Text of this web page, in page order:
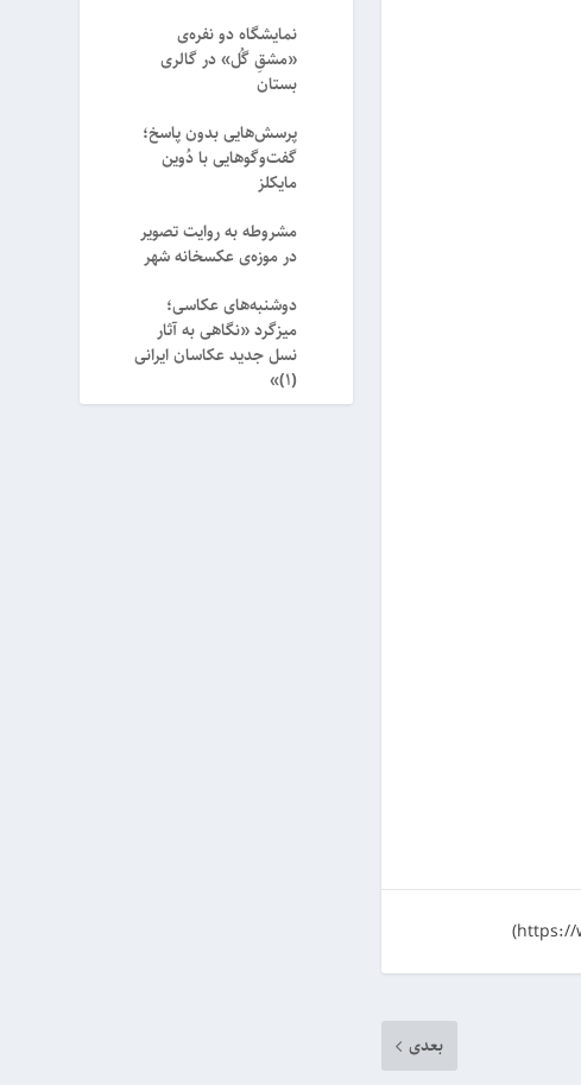
بعدی
نمایشگاه دو نفره‌ی
«مشقِ گُل» در گالری
بستان
پرسش‌هایی بدون پاسخ؛
گفت‌وگوهایی با دُوین
مایکلز
مشروطه به روایت تصویر
در موزه‌ی عکسخانه شهر
دوشنبه‌های عکاسی؛
میزگرد «نگاهی به آثار
نسل جدید عکاسان ایرانی
(۱)»